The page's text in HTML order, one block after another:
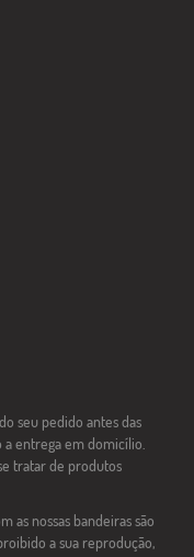
seu pedido antes das
entrega em domicílio.
tratar de produtos
as nossas bandeiras são
a sua reprodução,